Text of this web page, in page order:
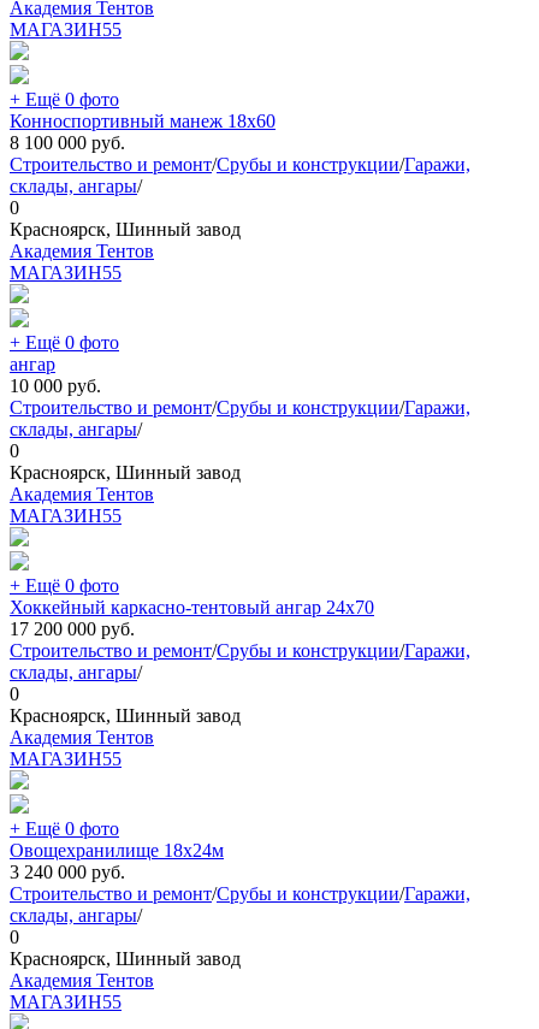
Академия Тентов
МАГАЗИН55
+ Ещё 0 фото
Конноспортивный манеж 18х60
8 100 000 руб.
Строительство и ремонт/Срубы и конструкции/Гаражи,
склады, ангары/
0
Красноярск, Шинный завод
Академия Тентов
МАГАЗИН55
+ Ещё 0 фото
ангар
10 000 руб.
Строительство и ремонт/Срубы и конструкции/Гаражи,
склады, ангары/
0
Красноярск, Шинный завод
Академия Тентов
МАГАЗИН55
+ Ещё 0 фото
Хоккейный каркасно-тентовый ангар 24х70
17 200 000 руб.
Строительство и ремонт/Срубы и конструкции/Гаражи,
склады, ангары/
0
Красноярск, Шинный завод
Академия Тентов
МАГАЗИН55
+ Ещё 0 фото
Овощехранилище 18х24м
3 240 000 руб.
Строительство и ремонт/Срубы и конструкции/Гаражи,
склады, ангары/
0
Красноярск, Шинный завод
Академия Тентов
МАГАЗИН55